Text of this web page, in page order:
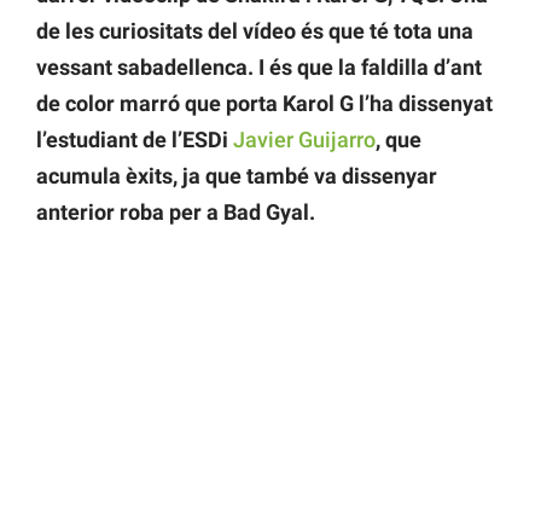
de les curiositats del vídeo és que té tota una
vessant sabadellenca. I és que la faldilla d’ant
de color marró que porta Karol G l’ha dissenyat
l’estudiant de l’ESDi Javier Guijarro, que
acumula èxits, ja que també va dissenyar
anterior roba per a Bad Gyal.